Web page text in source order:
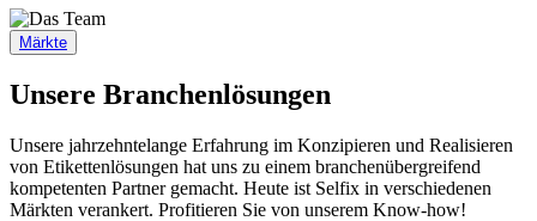
Märkte
Unsere Branchenlösungen
Unsere jahrzehntelange Erfahrung im Konzipieren und Realisieren
von Etikettenlösungen hat uns zu einem branchenübergreifend
kompetenten Partner gemacht. Heute ist Selfix in verschiedenen
Märkten verankert. Profitieren Sie von unserem Know-how!